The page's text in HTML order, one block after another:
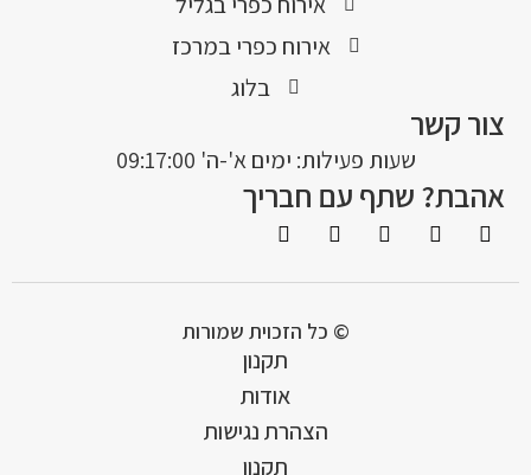
אירוח כפרי במרכז
בלוג
צור קשר
שעות פעילות: ימים א'-ה' 09:17:00
אהבת? שתף עם חבריך
© כל הזכוית שמורות
תקנון
אודות
הצהרת נגישות
תקנון